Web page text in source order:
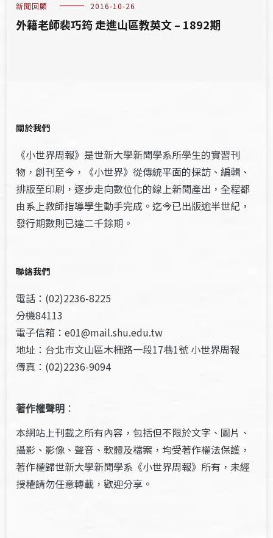
新聞回顧 2016-10-26
外籍老師裴巧筠 走進山區教英文 – 1892期
關於我們
《小世界周報》是世新大學新聞學系所學生的實習刊
物，創刊至今，《小世界》從傳統平面的採訪、編輯、
排版至印刷，逐步走向數位化的線上新聞產出，全程都
由系上教師指導學生動手完成。迄今已出版逾半世紀，
發行期數則已達二千餘期。
聯絡我們
電話：(02)2236-8225
分機84113
電子信箱：e01@mail.shu.edu.tw
地址：台北市文山區木柵路一段17巷1號 小世界周報
傳真：(02)2236-9094
著作權聲明 ：
本網站上刊載之所有內容，包括但不限於文字、圖片、
攝影、影像、聲音、軟體及檔案，均受著作權法保護，
著作權歸世新大學新聞學系《小世界周報》所有，未經
授權請勿任意轉載，歡迎分享。